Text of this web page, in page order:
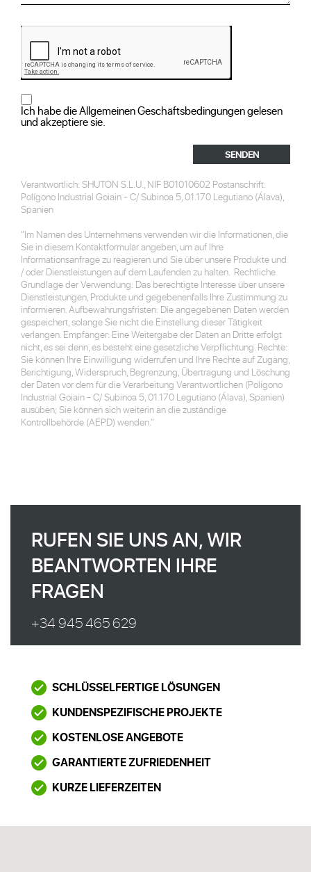
Ich habe die Allgemeinen Geschäftsbedingungen gelesen
und akzeptiere sie.
SENDEN
Verantwortlich: SHUTON S.L.U., NIF B01010602 Postanschrift:
Polígono Industrial Goiain - C/ Subinoa 5, 01.170 Legutiano (Álava),
Spanien
"Im Namen des Unternehmens verwenden wir die Informationen, die
Sie in diesem Kontaktformular angeben, um auf Ihre
Informationsanfrage zu reagieren und Sie über unsere Produkte und
/ oder Dienstleistungen auf dem Laufenden zu halten. Rechtliche
Grundlage der Verwendung: Das berechtigte Interesse über unsere
Dienstleistungen, Produkte und gegebenenfalls Ihre Zustimmung zu
informieren. Aufbewahrungsfristen: Die angegebenen Daten werden
gespeichert, solange Sie nicht die Einstellung dieser Tätigkeit
verlangen. Empfänger: Eine Weitergabe der Daten an Dritte erfolgt
nicht, es sei denn, es besteht eine gesetzliche Verpflichtung. Rechte:
Sie können Ihre Einwilligung widerrufen und Ihre Rechte auf Zugang,
Berichtigung, Widerspruch, Begrenzung, Übertragung und Löschung
der Daten vor dem für die Verarbeitung Verantwortlichen (Polígono
Industrial Goiain - C/ Subinoa 5, 01.170 Legutiano (Álava), Spanien)
ausüben; Sie können sich weiterin an die zuständige
Kontrollbehörde (AEPD) wenden."
RUFEN SIE UNS AN, WIR
BEANTWORTEN IHRE
FRAGEN
+34 945 465 629
SCHLÜSSELFERTIGE LÖSUNGEN
KUNDENSPEZIFISCHE PROJEKTE
KOSTENLOSE ANGEBOTE
GARANTIERTE ZUFRIEDENHEIT
KURZE LIEFERZEITEN